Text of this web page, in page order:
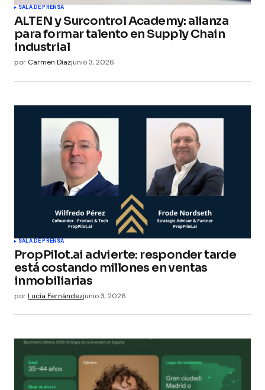
SALA DE PRENSA
ALTEN y Surcontrol Academy: alianza
para formar talento en Supply Chain
industrial
por Carmen Díazjunio 3, 2026
SALA DE PRENSA
PropPilot.ai advierte: responder tarde
está costando millones en ventas
inmobiliarias
porLucía Fernándezjunio 3, 2026